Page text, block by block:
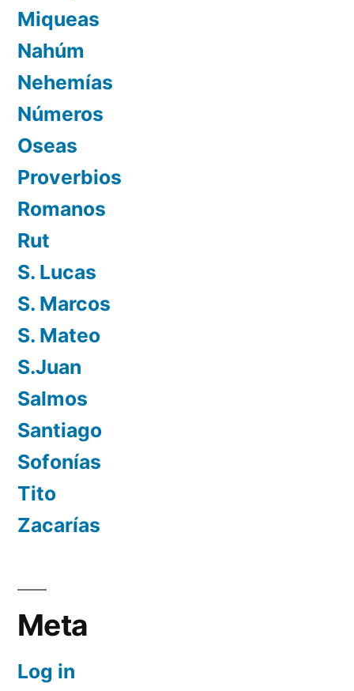
Miqueas
Nahúm
Nehemías
Números
Oseas
Proverbios
Romanos
Rut
S. Lucas
S. Marcos
S. Mateo
S.Juan
Salmos
Santiago
Sofonías
Tito
Zacarías
Meta
Log in